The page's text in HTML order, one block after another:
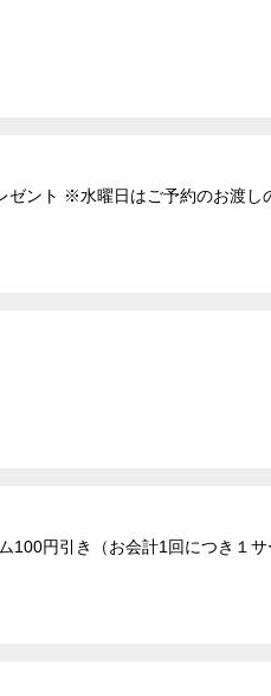
ゼント ※水曜日はご予約のお渡し
100円引き（お会計1回につき１